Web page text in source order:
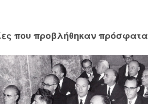
που προβλήθηκαν πρόσφατα